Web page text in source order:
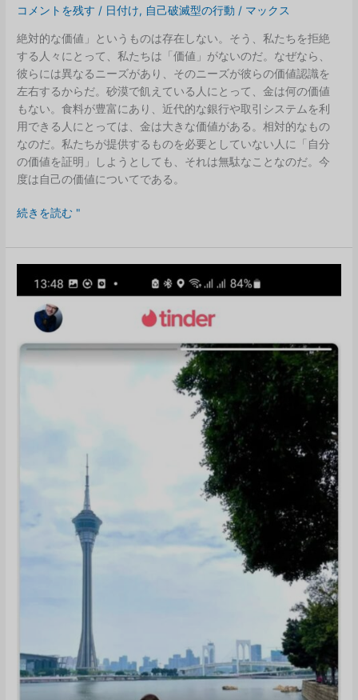
コメントを残す / 日付け, 自己破滅型の行動 / マックス
絶対的な価値」というものは存在しない。そう、私たちを拒絶
する人々にとって、私たちは「価値」がないのだ。なぜなら、
彼らには異なるニーズがあり、そのニーズが彼らの価値認識を
左右するからだ。砂漠で飢えている人にとって、金は何の価値
もない。食料が豊富にあり、近代的な銀行や取引システムを利
用できる人にとっては、金は大きな価値がある。相対的なもの
なのだ。私たちが提供するものを必要としていない人に「自分
の価値を証明」しようとしても、それは無駄なことなのだ。今
度は自己の価値についてである。
Barking
the
wrong
tree?
価
つ
続きを読む "